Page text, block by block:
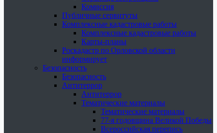
Комиссия
Публичные сервитуты
Комплексные кадастровые работы
Комплексные кадастровые работы
Карты-планы
Роскадастр по Орловской области
информирует
Безопасность
Безопасность
Антитеррор
Антитеррор
Тематические материалы
Тематические материалы
77-я годовщина Великой Победы
Всероссийская перепись